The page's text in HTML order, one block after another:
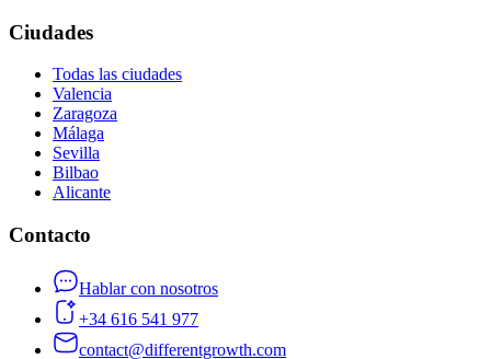
Ciudades
Todas las ciudades
Valencia
Zaragoza
Málaga
Sevilla
Bilbao
Alicante
Contacto
Hablar con nosotros
+34 616 541 977
contact@differentgrowth.com